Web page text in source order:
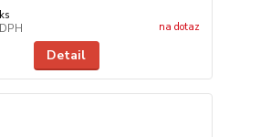
na dotaz
Detail